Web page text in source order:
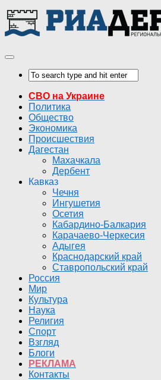
СВО на Украине
Политика
Общество
Экономика
Происшествия
Дагестан
Махачкала
Дербент
Кавказ
Чечня
Ингушетия
Осетия
Кабардино-Балкария
Карачаево-Черкесия
Адыгея
Краснодарский край
Ставропольский край
Россия
Мир
Культура
Наука
Религия
Спорт
Взгляд
Блоги
РЕКЛАМА
Контакты